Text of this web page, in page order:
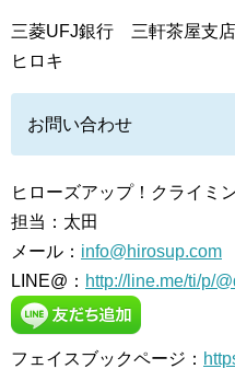
三菱UFJ銀行 三軒茶屋
ヒロキ
お問い合わせ
ヒローズアップ！クライミ
担当：太田
メール： info@hirosup.com
LINE@： http://line.me/ti/p/
フェイスブックページ：